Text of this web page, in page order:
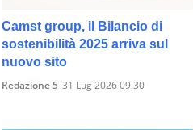
Camst group, il Bilancio di
sostenibilità 2025 arriva sul
nuovo sito
Redazione 5 31 Lug 2026 09:30